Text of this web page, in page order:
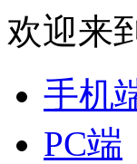
欢迎来
手机
PC端